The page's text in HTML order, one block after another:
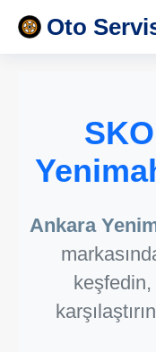
Oto
Ankara
keşfedin,